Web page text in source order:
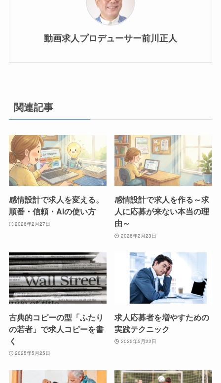
動画求人プロデューサー前川正人
関連記事
感情設計で求人を変える。
順番・信頼・AIの使い方
2026年2月27日
感情設計で求人を作る～求
人に応募が来ない本当の理
由～
2026年2月23日
古典的コピーの型「ふたり
の若者」で求人コピーを書
く
2025年5月25日
求人応募者を増やすための
実践テクニック
2025年5月22日